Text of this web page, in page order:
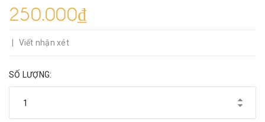
250.000₫
Viết nhận xét
SỐ LƯỢNG: